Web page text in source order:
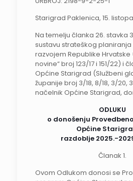
Starigrad Paklenica, 15.
Na temelju članka 26. stavka
sustavu strateškog
razvojem Republike Hrvatske
novine“ broj 123/17 i 151/22) i
Općine Starigrad (Službeni
županije broj 3/18, 8/18, 3/20,
načelnik Općine Starigrad,
ODLUKU
o donošenju
Općine
razdoblje 2025.-
Članak 1.
Ovom Odlukom donosi se